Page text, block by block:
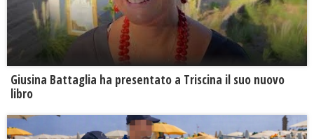
Giusina Battaglia ha presentato a Triscina il suo nuovo
libro